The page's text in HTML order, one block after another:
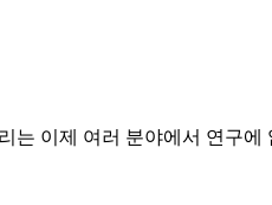
는 이제 여러 분야에서 연구에